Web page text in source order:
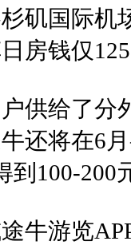
矶国际机
房钱仅
供给了分
还将在6
到100-200
牛游览